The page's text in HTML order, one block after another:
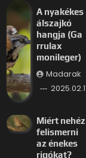
A nyakékes
álszajkó
hangja (Ga
rrulax
monileger)
Madarak
Miért nehéz
felismerni
az énekes
rigókat?